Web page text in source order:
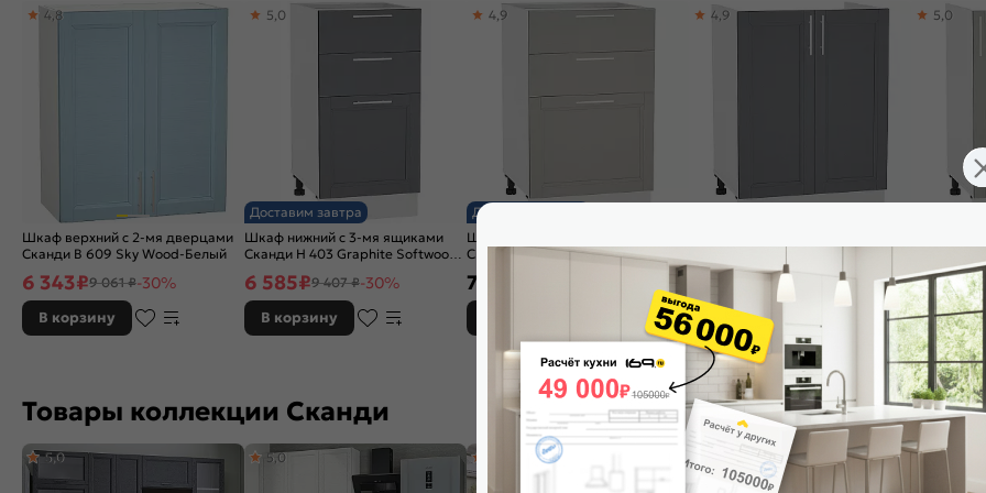
Шкаф верхний с 2-мя дверцами
Сканди В 609 Sky Wood-Белый
4,8
6 343₽9 061 ₽-30%
В корзину
Доставим завтра
Шкаф нижний с 3-мя ящиками
Сканди Н 403 Graphite Softwood-
5,0
6 585₽9 407 ₽-30%
В корзину
Доставим завтра
Шкаф нижний с 3-мя ящиками
Сканди Н 503 Grey Softwood-
4,9
7 515
Graphite Softwood-Белый
4,9
В корзину
Шкаф
дверцей
Softwood-
5,0
5 670₽
В
Товары коллекции Сканди
5,0 5,0 4,5